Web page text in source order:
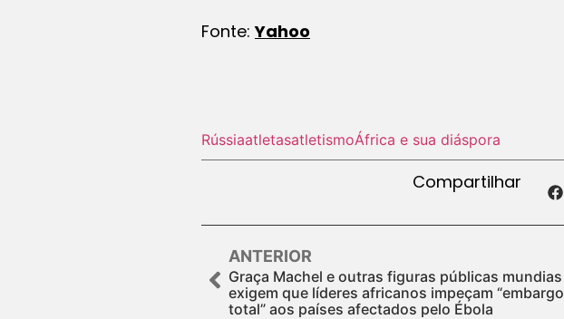
Fonte:Yahoo
RússiaatletasatletismoÁfrica e sua diáspora
Compartilhar
ANTERIOR
Graça Machel e outras figuras públicas mundias
exigem que líderes africanos impeçam “embargo
total” aos países afectados pelo Ébola